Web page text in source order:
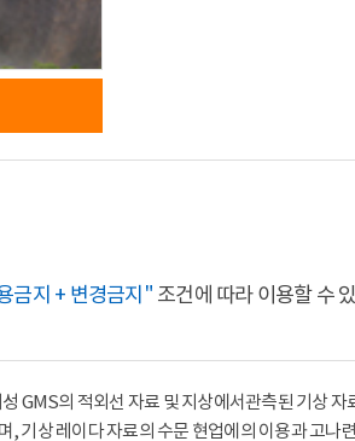
금지 + 변경금지" 조건에 따라 이용할 수
GMS의 적외선 자료 및 지상에서관측된 기상
기상 레이다 자료의 수문 현업에의 이용과 고나